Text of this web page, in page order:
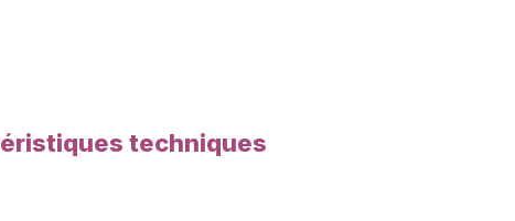
techniques